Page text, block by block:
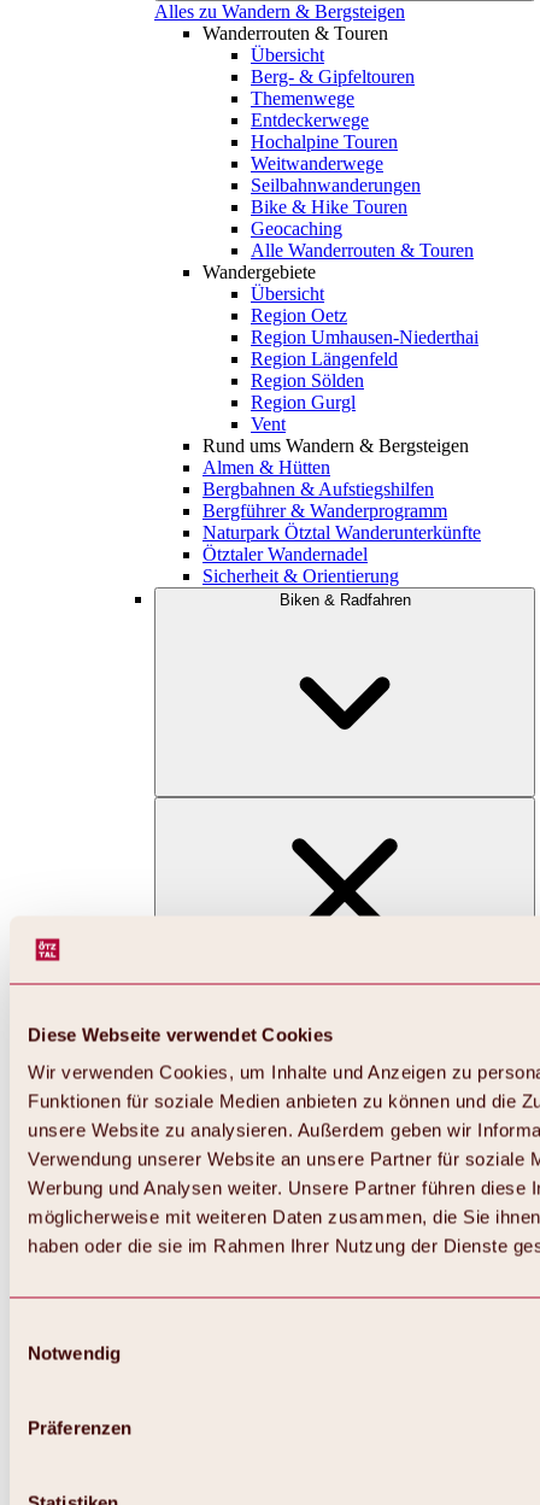
Diese Webseite verwendet Cookies
Wir verwenden Cookies, um Inhalte und Anzeigen zu
Funktionen für soziale Medien anbieten zu können und die
unsere Website zu analysieren. Außerdem geben wir
Verwendung unserer Website an unsere Partner für soziale
Werbung und Analysen weiter. Unsere Partner führen diese
möglicherweise mit weiteren Daten zusammen, die Sie
haben oder die sie im Rahmen Ihrer Nutzung der Dienste
Notwendig
Präferenzen
Alles zu Wandern & Bergsteigen
Wanderrouten & Touren
Übersicht
Berg- & Gipfeltouren
Themenwege
Entdeckerwege
Hochalpine Touren
Weitwanderwege
Seilbahnwanderungen
Bike & Hike Touren
Geocaching
Alle Wanderrouten & Touren
Wandergebiete
Übersicht
Region Oetz
Region Umhausen-Niederthai
Region Längenfeld
Region Sölden
Region Gurgl
Vent
Rund ums Wandern & Bergsteigen
Almen & Hütten
Bergbahnen & Aufstiegshilfen
Bergführer & Wanderprogramm
Naturpark Ötztal Wanderunterkünfte
Ötztaler Wandernadel
Sicherheit & Orientierung
Biken & Radfahren